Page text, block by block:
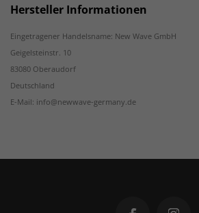
Hersteller Informationen
Eingetragener Handelsname: New Wave GmbH
Geigelsteinstr. 10
83080 Oberaudorf
Deutschland
E-Mail: info@newwave-germany.de